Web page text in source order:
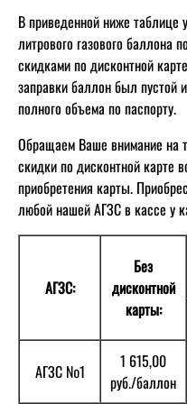
В приведенной ниже
литрового газового баллона
скидками по дисконтной
заправки баллон был пустой
полного объема по паспорту.
Обращаем Ваше внимание на
скидки по дисконтной карте
приобретения карты.
любой нашей АГЗС в кассе у
АГЗС:
Без
дисконтной
карты:
АГЗС №1
1 615,00
руб./баллон